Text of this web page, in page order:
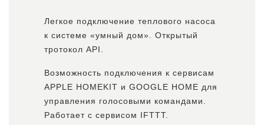
Легкое подключение теплового насоса
к системе «умный дом». Открытый
тротокол API.
Возможность подключения к сервисам
APPLE HOMEKIT и GOOGLE HOME для
управления голосовыми командами.
Работает с сервисом IFTTT.